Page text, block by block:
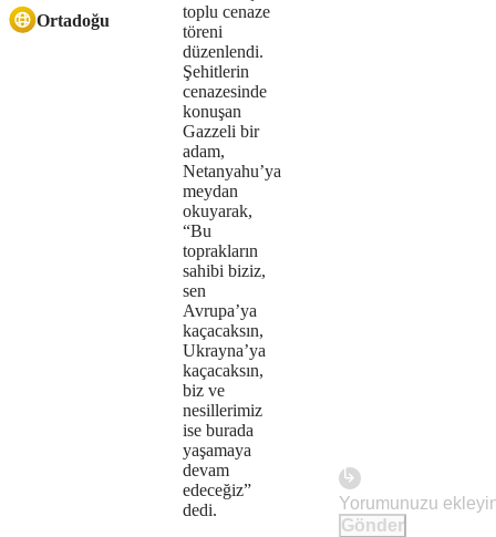
Ortadoğu
because
supported.
toplu cenaze
töreni
düzenlendi.
Şehitlerin
cenazesinde
konuşan
Gazzeli bir
adam,
Netanyahu’ya
meydan
okuyarak,
“Bu
toprakların
sahibi biziz,
sen
Avrupa’ya
kaçacaksın,
Ukrayna’ya
kaçacaksın,
biz ve
nesillerimiz
ise burada
yaşamaya
devam
edeceğiz”
dedi.
Gönder